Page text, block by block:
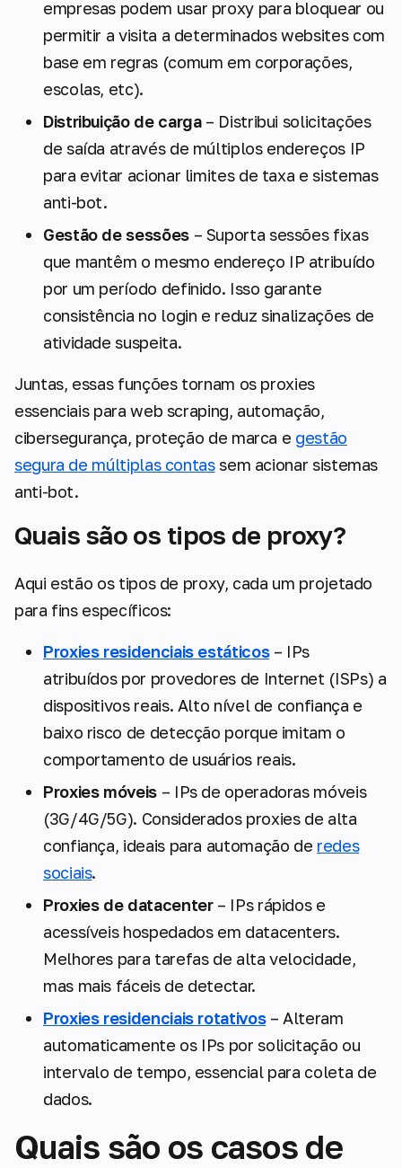
empresas podem usar proxy para bloquear ou
permitir a visita a determinados websites com
base em regras (comum em corporações,
escolas, etc).
Distribuição de carga– Distribui solicitações
de saída através de múltiplos endereços IP
para evitar acionar limites de taxa e sistemas
anti-bot.
Gestão de sessões– Suporta sessões fixas
que mantêm o mesmo endereço IP atribuído
por um período definido. Isso garante
consistência no login e reduz sinalizações de
atividade suspeita.
Juntas, essas funções tornam os proxies
essenciais para web scraping, automação,
cibersegurança, proteção de marca e gestão
segura de múltiplas contassem acionar sistemas
anti-bot.
Quais são os tipos de proxy?
Aqui estão os tipos de proxy, cada um projetado
para fins específicos:
Proxies residenciais estáticos– IPs
atribuídos por provedores de Internet (ISPs) a
dispositivos reais. Alto nível de confiança e
baixo risco de detecção porque imitam o
comportamento de usuários reais.
Proxies móveis– IPs de operadoras móveis
(3G/4G/5G). Considerados proxies de alta
confiança, ideais para automação de redes
sociais.
Proxies de datacenter– IPs rápidos e
acessíveis hospedados em datacenters.
Melhores para tarefas de alta velocidade,
mas mais fáceis de detectar.
Proxies residenciais rotativos– Alteram
automaticamente os IPs por solicitação ou
intervalo de tempo, essencial para coleta de
dados.
Quais são os casos de